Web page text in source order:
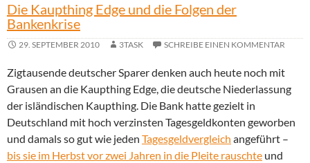
Die Kaupthing Edge und die Folgen der
Bankenkrise
29. SEPTEMBER 2010 3TASK SCHREIBE EINEN KOMMENTAR
Zigtausende deutscher Sparer denken auch heute noch mit
Grausen an die Kaupthing Edge, die deutsche Niederlassung
der isländischen Kaupthing. Die Bank hatte gezielt in
Deutschland mit hoch verzinsten Tagesgeldkonten geworben
und damals so gut wie jeden Tagesgeldvergleich angeführt –
bis sie im Herbst vor zwei Jahren in die Pleite rauschte und